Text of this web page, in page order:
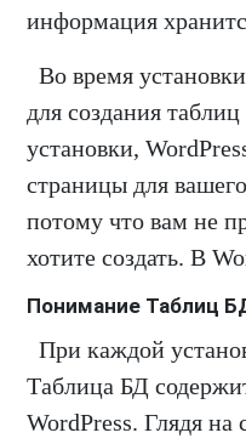
информация
Во время
для создания
установки,
страницы для
потому что вам не
хотите создать. В
Понимание Таблиц
При каждой
Таблица БД
WordPress. Глядя на